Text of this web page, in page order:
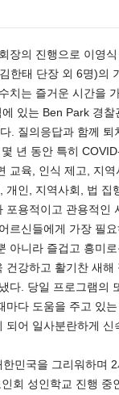
장의 진행으로 이영
한태 단장 외 6명)의
치는 즐거운 시간을
있는 Ben Park 경찰
. 질의응답과 함께
년 동안 특히
교육, 인식 제고, 지
인, 지역사회, 법 집
용적이고 관용적인
르신들에게 가장 필
아니라 즐겁고 흥미
강하고 활기찬 새해
다. 당일 프로그램의
다 도움을 주고 있
어 일사분란하게 신
민국을 그리워하며
회 성인학교 진행 중